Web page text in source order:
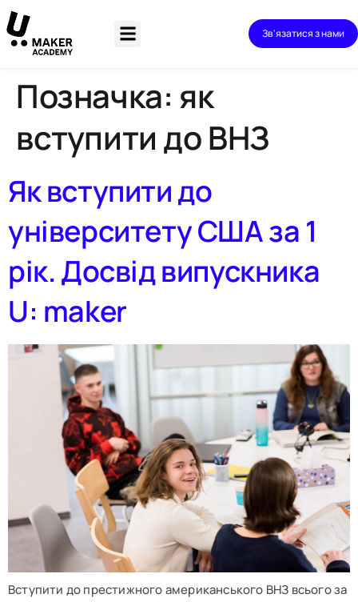
Зв'язатися з нами
Позначка: як
вступити до ВНЗ
Як вступити до
університету США за 1
рік. Досвід випускника
U: maker
Вступити до престижного американського ВНЗ всього за